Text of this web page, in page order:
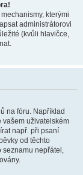
kterými
administrátorovi
(kvůli hlavičce,
na fóru. Například
vašem uživatelském
např. při psaní
od těchto
seznamu nepřátel,